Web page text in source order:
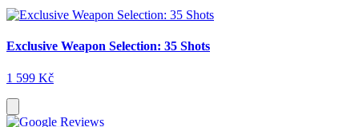
Exclusive Weapon Selection: 35 Shots
1 599 Kč